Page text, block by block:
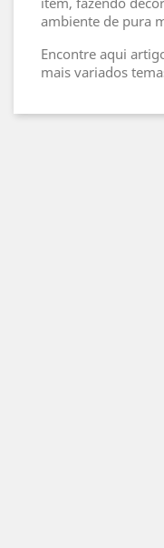
ambiente de pura
Encontre aqui
mais variados